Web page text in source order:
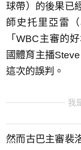
球帶）的後果已
師史托里亞雷
「WBC主審的
國體育主播
這次的誤判。
我
然而古巴主審裴